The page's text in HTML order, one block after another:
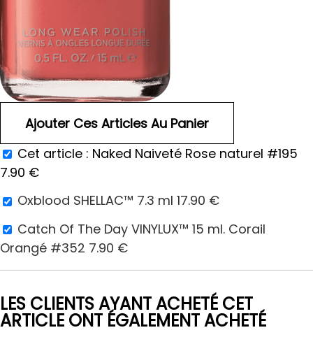
Cet article : Naked Naiveté Rose naturel #195
7.90 €
Oxblood SHELLAC™ 7.3 ml 17.90 €
Catch Of The Day VINYLUX™ 15 ml. Corail
Orangé #352 7.90 €
LES CLIENTS AYANT ACHETÉ CET
ARTICLE ONT ÉGALEMENT ACHETÉ